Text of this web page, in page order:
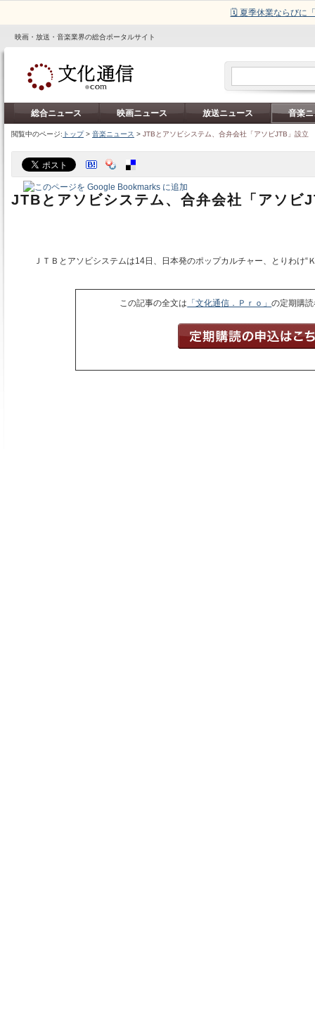
🗓️ 夏季休業ならびに
映画・放送・音楽業界の総合ポータルサイト
総合ニュース 映画ニュース 放送ニュース 音楽
閲覧中のページ: トップ> 音楽ニュース > JTBとアソビシステム、合弁会社「アソビJTB」設立
JTBとアソビシステム、合弁会社「アソビ
ＪＴＢとアソビシステムは14日、日本発のポップカルチャー、とりわけ
この記事の全文は 「文化通信．Ｐｒｏ」の定期購